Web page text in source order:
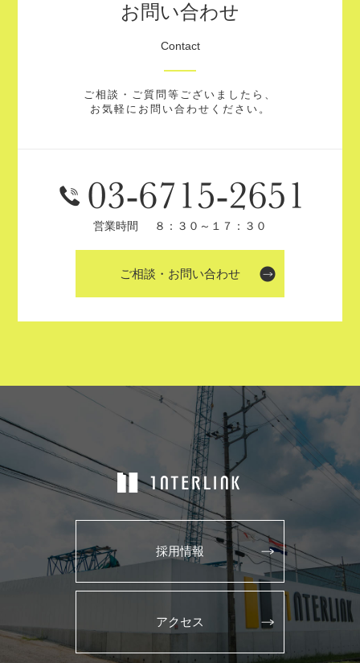
お問い合わせ
Contact
ご相談・ご質問等ございましたら、
お気軽にお問い合わせください。
営業時間 ８：３０～１７：３０
ご相談・お問い合わせ
採用情報
アクセス